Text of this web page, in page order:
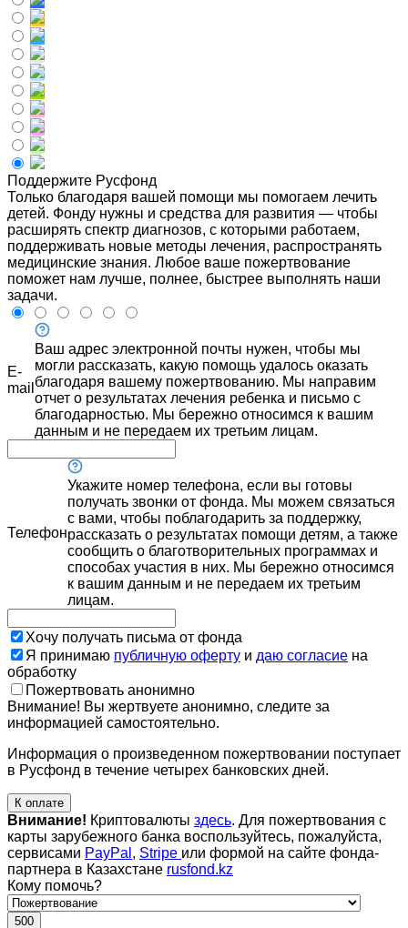
Поддержите Русфонд
Только благодаря вашей помощи мы помогаем лечить
детей. Фонду нужны и средства для развития — чтобы
расширять спектр диагнозов, с которыми работаем,
поддерживать новые методы лечения, распространять
медицинские знания. Любое ваше пожертвование
поможет нам лучше, полнее, быстрее выполнять наши
задачи.
E-
mail
Ваш адрес электронной почты нужен, чтобы мы
могли рассказать, какую помощь удалось оказать
благодаря вашему пожертвованию. Мы направим
отчет о результатах лечения ребенка и письмо с
благодарностью. Мы бережно относимся к вашим
данным и не передаем их третьим лицам.
Телефон
Укажите номер телефона, если вы готовы
получать звонки от фонда. Мы можем связаться
с вами, чтобы поблагодарить за поддержку,
рассказать о результатах помощи детям, а также
сообщить о благотворительных программах и
способах участия в них. Мы бережно относимся
к вашим данным и не передаем их третьим
лицам.
Хочу получать письма от фонда
Я принимаю публичную оферту и даю согласие на
обработку
Пожертвовать анонимно
Внимание! Вы жертвуете анонимно, следите за
информацией самостоятельно.
Информация о произведенном пожертвовании поступает
в Русфонд в течение четырех банковских дней.
К оплате
Внимание! Криптовалюты здесь. Для пожертвования с
карты зарубежного банка воспользуйтесь, пожалуйста,
сервисами PayPal , Stripe или формой на сайте фонда-
партнера в Казахстане rusfond.kz
Кому помочь?
500